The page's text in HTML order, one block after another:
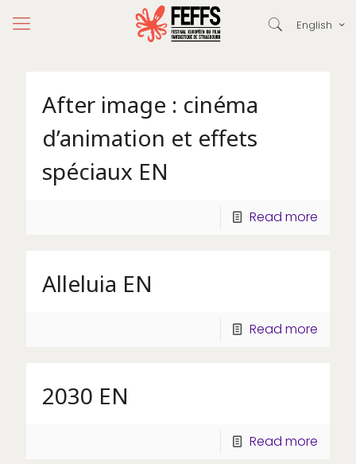
English
After image : cinéma
d’animation et effets
spéciaux EN
Read more
Alleluia EN
Read more
2030 EN
Read more